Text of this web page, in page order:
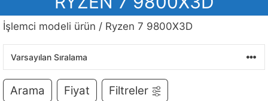
İşlemci modeli ürün / Ryzen 7 9800X3D
Arama Fiyat Filtreler